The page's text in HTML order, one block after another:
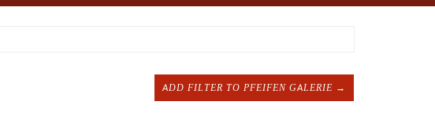
ADD FILTER TO PFEIFEN GALERIE →